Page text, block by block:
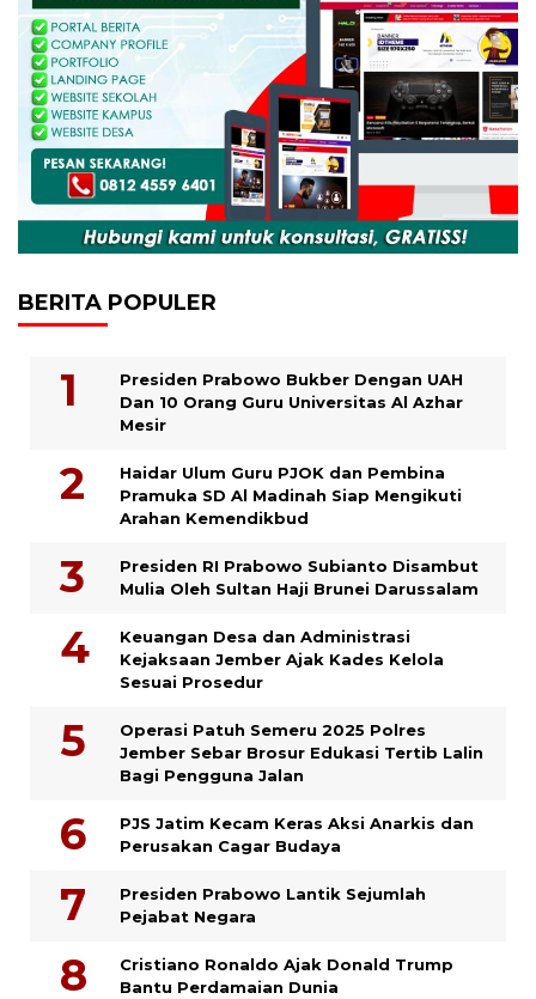
BERITA POPULER
Presiden Prabowo Bukber Dengan UAH
Dan 10 Orang Guru Universitas Al Azhar
Mesir
Haidar Ulum Guru PJOK dan Pembina
Pramuka SD Al Madinah Siap Mengikuti
Arahan Kemendikbud
Presiden RI Prabowo Subianto Disambut
Mulia Oleh Sultan Haji Brunei Darussalam
Keuangan Desa dan Administrasi
Kejaksaan Jember Ajak Kades Kelola
Sesuai Prosedur
Operasi Patuh Semeru 2025 Polres
Jember Sebar Brosur Edukasi Tertib Lalin
Bagi Pengguna Jalan
PJS Jatim Kecam Keras Aksi Anarkis dan
Perusakan Cagar Budaya
Presiden Prabowo Lantik Sejumlah
Pejabat Negara
Cristiano Ronaldo Ajak Donald Trump
Bantu Perdamaian Dunia